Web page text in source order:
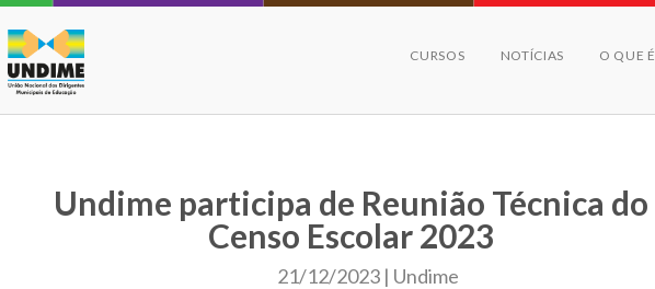
CURSOS NOTÍCIAS O QUE É
Undime participa de Reunião Técnica do
Censo Escolar 2023
21/12/2023 | Undime